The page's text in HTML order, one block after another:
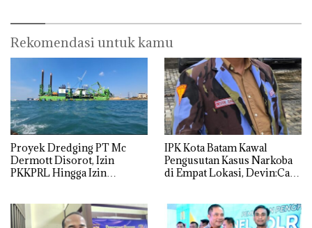
Rekomendasi untuk kamu
Proyek Dredging PT Mc
Dermott Disorot, Izin
PKKPRL Hingga Izin
IPK Kota Batam Kawal
Pengusutan Kasus Narkoba
di Empat Lokasi, Devin:Cari